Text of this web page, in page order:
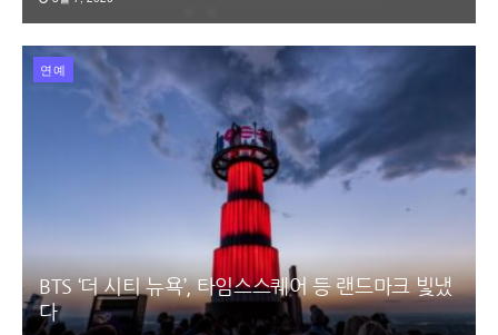
연예
BTS ‘더 시티 뉴욕’, 타임스스퀘어 등 랜드마크 빛냈
다